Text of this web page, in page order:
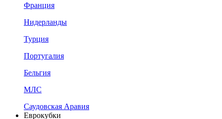
Франция
Нидерланды
Турция
Португалия
Бельгия
МЛС
Саудовская Аравия
Еврокубки